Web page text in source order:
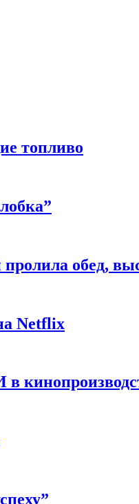
топливо
обед,
Netflix